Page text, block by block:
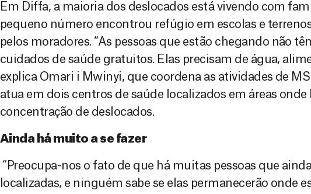
Em Diffa, a maioria dos deslocados está vivendo com
pequeno número encontrou refúgio em escolas e
pelos moradores. “As pessoas que estão chegando não
cuidados de saúde gratuitos. Elas precisam de água,
explica Omari i Mwinyi, que coordena as atividades de
atua em dois centros de saúde localizados em áreas onde
concentração de deslocados.
Ainda há muito a se fazer
“Preocupa-nos o fato de que há muitas pessoas que
localizadas, e ninguém sabe se elas permanecerão onde